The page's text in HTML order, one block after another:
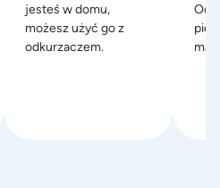
jesteś w domu,
możesz użyć go z
odkurzaczem.